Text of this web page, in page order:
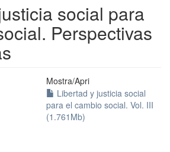
social para
Perspectivas
Mostra/Apri
Libertad y justicia social
para el cambio social. Vol. III
(1.761Mb)